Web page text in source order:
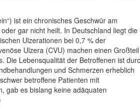
ist ein chronisches Geschwür am
gar nicht heilt. In Deutschland liegt die
Ulzerationen bei 0,7 % der
Ulzera (CVU) machen einen Großteil
Die Lebensqualität der Betroffenen ist
und Schmerzen erheblich
betroffene Patienten mit
gab es bislang keine adäquaten